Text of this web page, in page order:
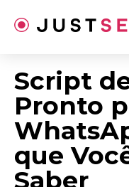
para
Script
Pronto
que
Saber